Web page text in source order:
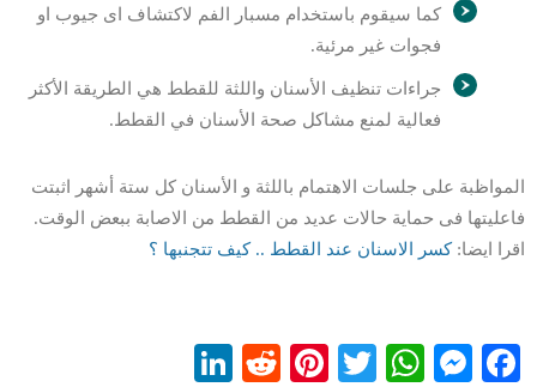
كما سيقوم باستخدام مسبار الفم لاكتشاف اى جيوب او
فجوات غير مرئية.
جراءات تنظيف الأسنان واللثة للقطط هي الطريقة الأكثر
فعالية لمنع مشاكل صحة الأسنان في القطط.
المواظبة على جلسات الاهتمام باللثة و الأسنان كل ستة أشهر اثبتت
فاعليتها فى حماية حالات عديد من القطط من الاصابة ببعض الوقت.
اقرا ايضا:كسر الاسنان عند القطط .. كيف تتجنبها ؟
Facebook
Messenger
WhatsApp
Twitter
Pinterest
Reddit